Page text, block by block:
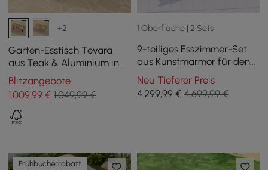
+2
Garten-Esstisch Tevara
aus Teak & Aluminium in
Grau, für 6-8 Personen
Blitzangebote
1.009,99 € 1.049,99 €
1 Oberfläche | 2 Sets
9-teiliges Esszimmer-Set
aus Kunstmarmor für den
Außenbereich mit
geflochtenen Seilstühlen
für 8 Personen (2200 mm)
Neu Tieferer Preis
4.299,99€ 4.699,99 €
Frühbucherrabatt